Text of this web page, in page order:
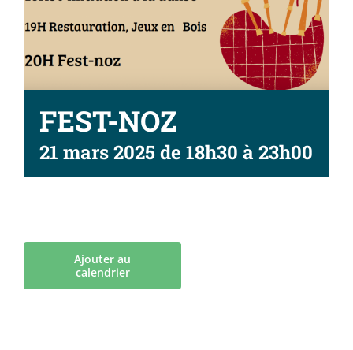
FEST-NOZ
21 mars 2025 de 18h30 à 23h00
Ajouter au
calendrier